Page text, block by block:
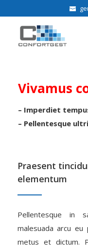
Vivamus
– Imperdiet
– Pellentesque
Praesent
elementum
Pellentesque in
malesuada arcu eu
metus et dictum.